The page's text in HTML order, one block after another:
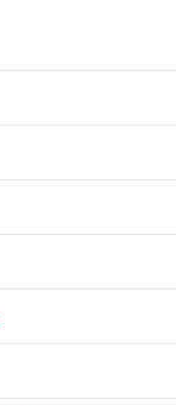
杨健
杨健